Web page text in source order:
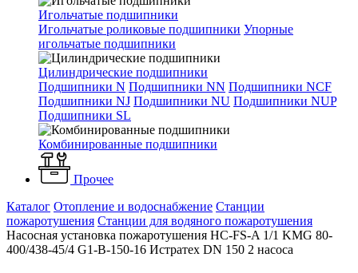
Игольчатые подшипники
Игольчатые роликовые подшипники Упорные
игольчатые подшипники
Цилиндрические подшипники
Подшипники N Подшипники NN Подшипники NCF
Подшипники NJ Подшипники NU Подшипники NUP
Подшипники SL
Комбинированные подшипники
Прочее
Каталог Отопление и водоснабжение Станции
пожаротушения Станции для водяного пожаротушения
Насосная установка пожаротушения HC-FS-A 1/1 KMG 80-
400/438-45/4 G1-B-150-16 Истратех DN 150 2 насоса